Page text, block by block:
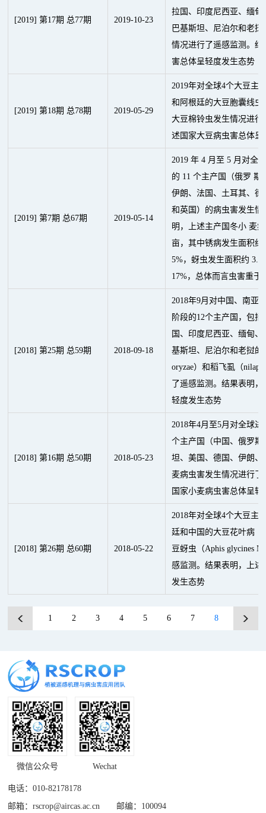
[2019] 第17期 总77期 2019-10-23
拉国、印度尼西亚、缅
巴基斯坦、尼泊尔和老
情况进行了遥感监测。
害总体呈轻度发生态势
[2019] 第18期 总78期 2019-05-29
2019年对全球4个大豆主
和阿根廷的大豆胞囊线虫
大豆棉铃虫发生情况进行
述国家大豆病虫害总体呈
[2019] 第7期 总67期 2019-05-14
2019 年 4 月至 5 月对全
的 11 个主产国（俄罗
伊朗、法国、土耳其、
和英国）的病虫害发生
明，上述主产国冬小 麦
亩，其中锈病发生面积约
5%，蚜虫发生面积约
17%，总体而言虫害重于
[2018] 第25期 总59期 2018-09-18
2018年9月对中国、南亚
阶段的12个主产国，包
国、印度尼西亚、缅甸
基斯坦、尼泊尔和老挝的
oryzae）和稻飞虱（
了遥感监测。结果表明
轻度发生态势
[2018] 第16期 总50期 2018-05-23
2018年4月至5月对全球
个主产国（中国、俄罗
坦、美国、德国、伊朗
麦病虫害发生情况进行
国家小麦病虫害总体呈轻
[2018] 第26期 总60期 2018-05-22
2018年对全球4个大豆主
廷和中国的大豆花叶病（
豆蚜虫（Aphis glycines
感监测。结果表明，上
发生态势
1 2 3 4 5 6 7 8
微信公众号 Wechat
电话：010-82178178
邮箱：rscrop@aircas.ac.cn 邮编：100094